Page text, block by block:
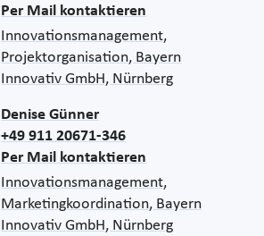
Per Mail kontaktieren
Innovationsmanagement,
Projektorganisation, Bayern
Innovativ GmbH, Nürnberg
Denise Günner
+49 911 20671-346
Per Mail kontaktieren
Innovationsmanagement,
Marketingkoordination, Bayern
Innovativ GmbH, Nürnberg